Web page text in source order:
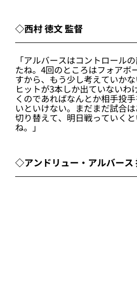
◇西村 徳文 監督
「アルバースはコントロール
たね。4回のところはフォアボ
すから、もう少し考えていか
ヒットが3本しか出ていないわ
くのであればなんとか相手投
いといけない。まだまだ試合
切り替えて、明日戦っていく
ね。」
◇アンドリュー・アルバース